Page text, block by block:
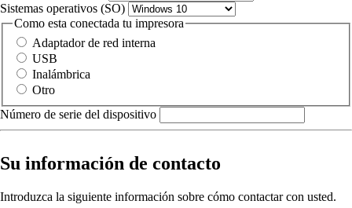
Sistemas operativos (SO)
Como esta conectada tu impresora
Adaptador de red interna
USB
Inalámbrica
Otro
Número de serie del dispositivo
Su información de contacto
Introduzca la siguiente información sobre cómo contactar con usted.